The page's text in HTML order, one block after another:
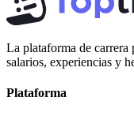
La plataforma de carrera
salarios, experiencias y
Plataforma